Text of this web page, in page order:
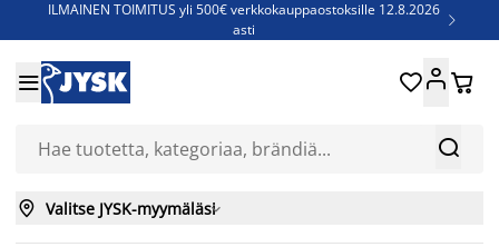
ILMAINEN TOIMITUS yli 500€ verkkokauppaostoksille 12.8.2026
asti

Jenkkisänkyjä - Säästä jopa 60%


 
 Valitse JYSK-myymäläsi